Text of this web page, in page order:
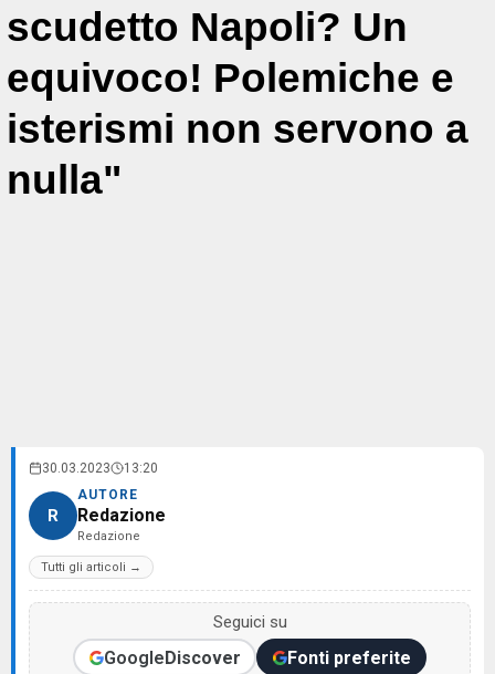
scudetto Napoli? Un
equivoco! Polemiche e
isterismi non servono a
nulla"
30.03.2023 13:20
R
AUTORE
Redazione
Redazione
Tutti gli articoli →
Seguici su
GoogleDiscover Fonti preferite